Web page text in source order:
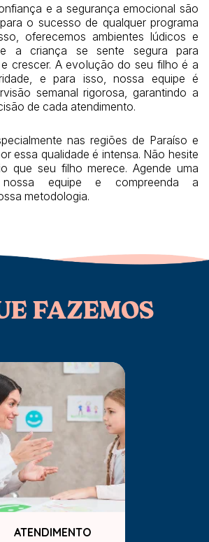
e a segurança emocional são
o sucesso de qualquer programa
oferecemos ambientes lúdicos e
a criança se sente segura para
crescer. A evolução do seu filho é a
e para isso, nossa equipe é
semanal rigorosa, garantindo a
de cada atendimento.
nas regiões de Paraíso e
essa qualidade é intensa. Não hesite
que seu filho merece. Agende uma
equipe e compreenda a
metodologia.
FAZEMOS
ATENDIMENTO